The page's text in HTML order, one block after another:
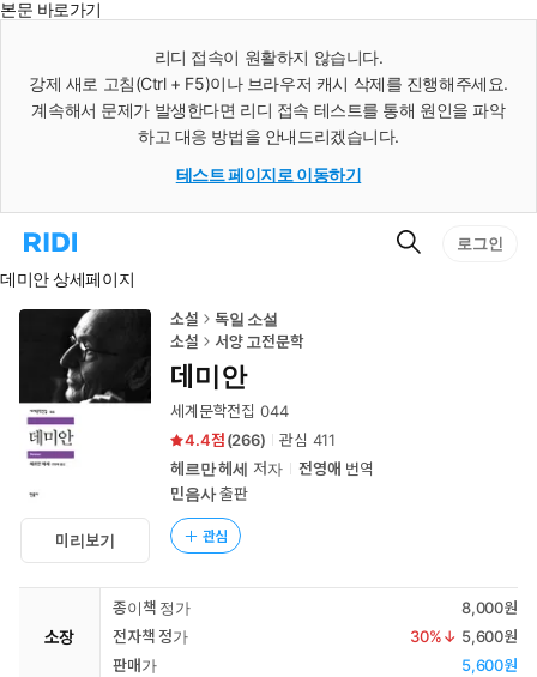
본문 바로가기
리디 접속이 원활하지 않습니다.
강제 새로 고침(Ctrl + F5)이나 브라우저 캐시 삭제를 진행해주세요.
계속해서 문제가 발생한다면 리디 접속 테스트를 통해 원인을 파악
하고 대응 방법을 안내드리겠습니다.
테스트 페이지로 이동하기
리
홈
로
검
로그인
데미안 상세페이지
미리보기
소설
독일 소설
소설
서양 고전문학
데미안
세계문학전집 044
4.4
(266) 관심 411
헤르만 헤세 저자 전영애 번역
민음사출판
관심
소장
종이책 정가
8,000원
전자책 정가
30%↓ 5,600원
판매가
5,600원